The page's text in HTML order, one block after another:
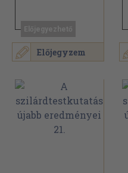
Előjegyzem